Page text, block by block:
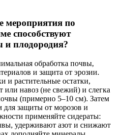
мероприятия по
способствуют
и плодородия?
обработка почвы,
и защита от эрозии.
и растительные остатки,
или навоз (не свежий) и слегка
(примерно 5–10 см). Затем
для защиты от морозов и
применяйте сидераты:
удерживают азот и снижают